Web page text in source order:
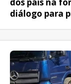
diálogo para